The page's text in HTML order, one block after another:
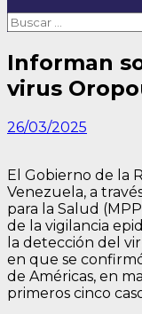
Buscar:
Informan
virus
26/03/2025
El Gobierno de la
Venezuela, a
para la Salud
de la vigilancia
la detección del
en que se
de Américas, en
primeros cinco